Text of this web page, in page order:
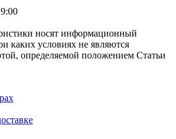
носят информационный
каких условиях не являются
определяемой положением Статьи